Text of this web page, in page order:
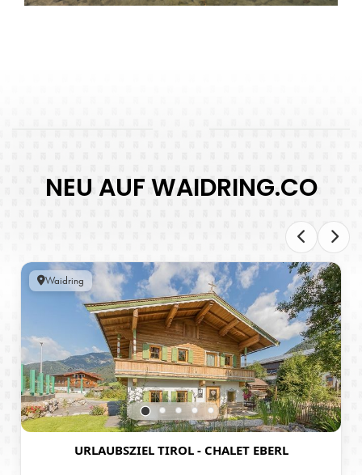
NEU AUF WAIDRING.CO
Waidring
URLAUBSZIEL TIROL - CHALET EBERL